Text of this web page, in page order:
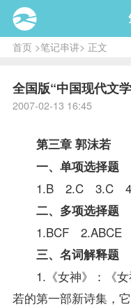
首页>笔记串讲> 正文
全国版“中国现代文
2007-02-13 16:45
第三章 郭沫若
一、单项选择题
1.B 2.C 3.C
二、多项选择题
1.BCF 2.ABCE
三、名词解释题
1.《女神》：《女
若的第一部新诗集，